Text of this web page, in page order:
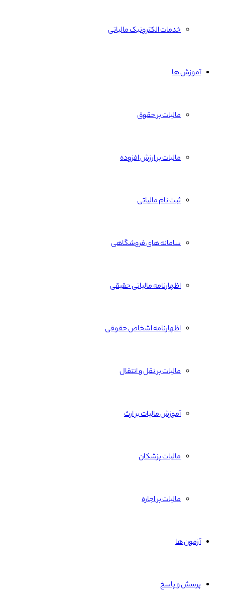
خدمات الکترونیک مالیاتی
آموزش ها
مالیات بر حقوق
مالیات بر ارزش افزوده
ثبت نام مالیاتی
سامانه های فروشگاهی
اظهارنامه مالیاتی حقیقی
اظهارنامه اشخاص حقوقی
مالیات بر نقل و انتقال
آموزش مالیات بر ارث
مالیات پزشکان
مالیات بر اجاره
آزمون ها
پرسش و پاسخ